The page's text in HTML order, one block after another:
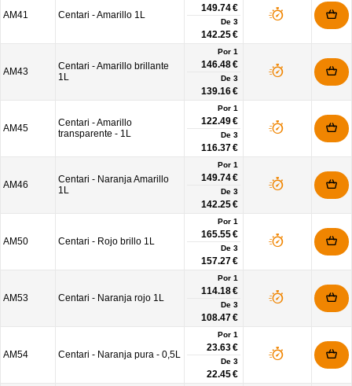
AM41 Centari - Amarillo 1L
149.74 €
De 3
142.25 €
AM43
Centari - Amarillo brillante
1L
Por 1
146.48 €
De 3
139.16 €
AM45
Centari - Amarillo
transparente - 1L
Por 1
122.49 €
De 3
116.37 €
AM46
Centari - Naranja Amarillo
1L
Por 1
149.74 €
De 3
142.25 €
AM50 Centari - Rojo brillo 1L
Por 1
165.55 €
De 3
157.27 €
AM53 Centari - Naranja rojo 1L
Por 1
114.18 €
De 3
108.47 €
AM54 Centari - Naranja pura - 0,5L
Por 1
23.63 €
De 3
22.45 €